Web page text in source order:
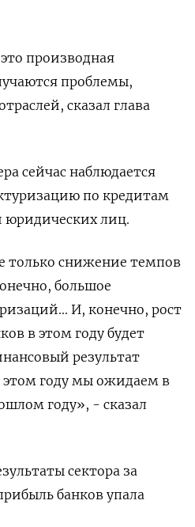
производная
проблемы,
сказал глава
сейчас наблюдается
по кредитам
юридических лиц.
только снижение темпов
большое
И, конечно, рост
в этом году будет
результат
этом году мы ожидаем в
году», - сказал
сектора за
банков упала